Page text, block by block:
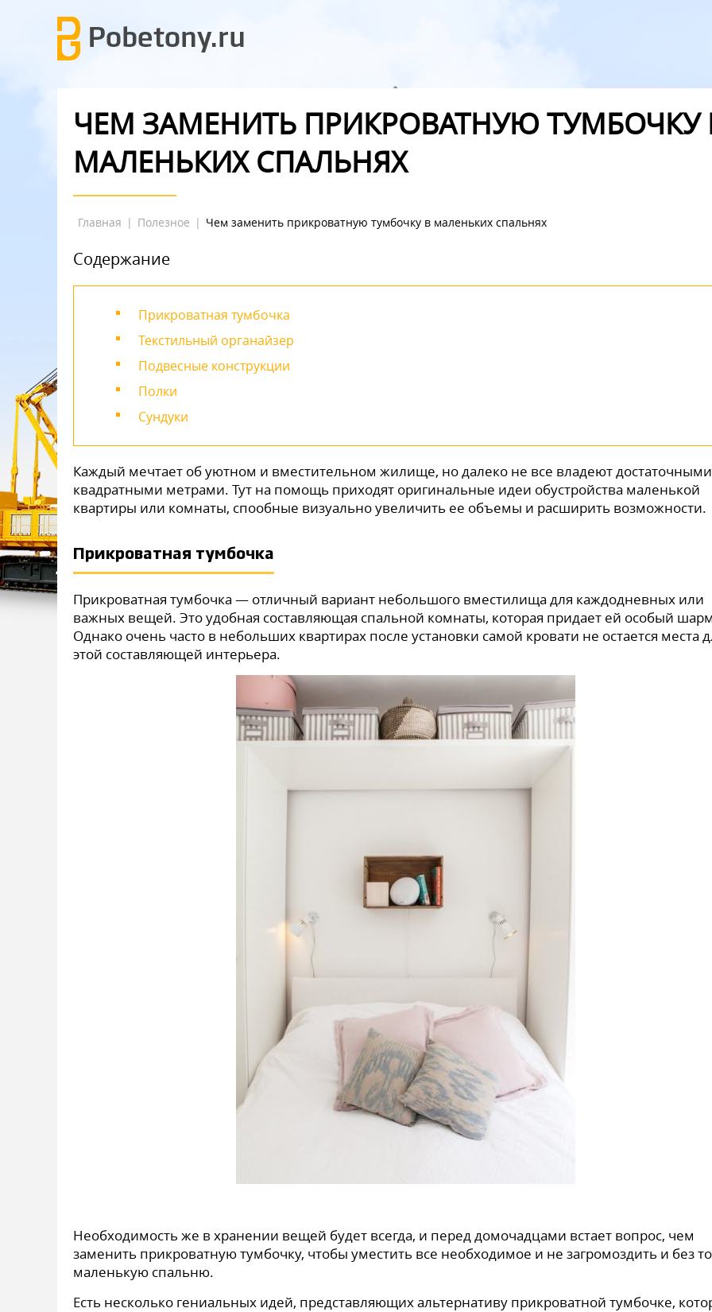
ЧЕМ ЗАМЕНИТЬ ПРИКРОВАТНУЮ ТУМБОЧКУ
МАЛЕНЬКИХ СПАЛЬНЯХ
Главная | Полезное | Чем заменить прикроватную тумбочку в маленьких спальнях
Содержание
Прикроватная тумбочка
Текстильный органайзер
Подвесные конструкции
Полки
Сундуки
Каждый мечтает об уютном и вместительном жилище, но далеко не все владеют достаточными
квадратными метрами. Тут на помощь приходят оригинальные идеи обустройства маленькой
квартиры или комнаты, спообные визуально увеличить ее объемы и расширить возможности.
Прикроватная тумбочка
Прикроватная тумбочка — отличный вариант небольшого вместилища для каждодневных или
важных вещей. Это удобная составляющая спальной комнаты, которая придает ей особый
Однако очень часто в небольших квартирах после установки самой кровати не остается места
этой составляющей интерьера.
Необходимость же в хранении вещей будет всегда, и перед домочадцами встает вопрос, чем
заменить прикроватную тумбочку, чтобы уместить все необходимое и не загромоздить и без
маленькую спальню.
Есть несколько гениальных идей, представляющих альтернативу прикроватной тумбочке,